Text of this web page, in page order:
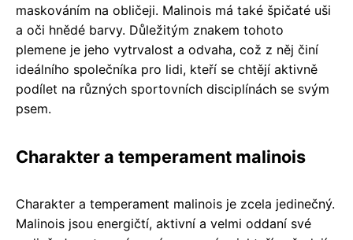
maskováním na obličeji. Malinois má také špičaté uši
a oči hnědé barvy. Důležitým znakem tohoto
plemene je jeho vytrvalost a odvaha, což z něj činí
ideálního společníka pro lidi, kteří se chtějí aktivně
podílet na různých sportovních disciplínách se svým
psem.
Charakter a temperament malinois
Charakter a temperament malinois je zcela jedinečný.
Malinois jsou energičtí, aktivní a velmi oddaní své